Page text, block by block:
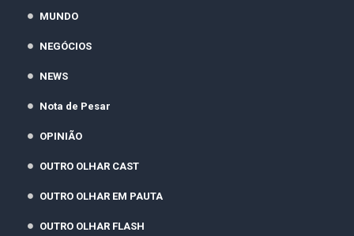
MUNDO
NEGÓCIOS
NEWS
Nota de Pesar
OPINIÃO
OUTRO OLHAR CAST
OUTRO OLHAR EM PAUTA
OUTRO OLHAR FLASH